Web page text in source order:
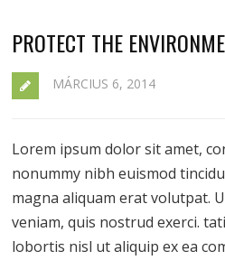
PROTECT THE
MÁRCIUS 6, 2014
Lorem ipsum dolor sit amet,
nonummy nibh euismod
magna aliquam erat volutpat.
veniam, quis nostrud exerci.
lobortis nisl ut aliquip ex ea